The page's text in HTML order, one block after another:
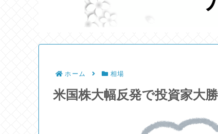
ホーム 相場
米国株大幅反発で投資家大